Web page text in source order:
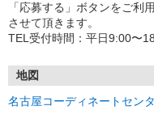
「応募する」ボタンをご利
させて頂きます。
TEL受付時間：平日9:00〜
地図
名古屋コーディネートセン